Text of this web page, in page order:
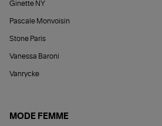
Ginette NY
Pascale Monvoisin
Stone Paris
Vanessa Baroni
Vanrycke
MODE FEMME